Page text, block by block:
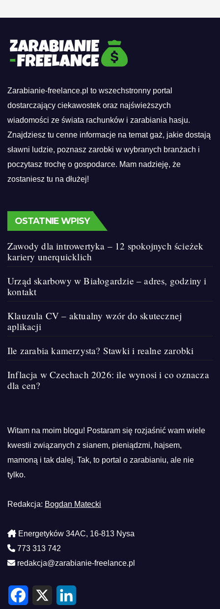
Zarabianie-freelance.pl to wszechstronny portal
dostarczający ciekawostek oraz najświeższych
wiadomości ze świata rachunków i zarabiania hasju.
Znajdziesz tu cenne informacje na temat gaż, jakie dostają
sławni ludzie, poznasz zarobki w wybranych branżach i
poczytasz trochę o gospodarce. Mam nadzieję, że
zostaniesz tu na dłużej!
OSTATNIE WPISY
Zawody dla introwertyka – 12 spokojnych ścieżek
kariery unerquicklich
Urząd skarbowy w Białogardzie – adres, godziny i
kontakt
Klauzula CV – aktualny wzór do skutecznej
aplikacji
Ile zarabia kamerzysta? Stawki i realne zarobki
Inflacja w Czechach 2026: ile wynosi i co oznacza
dla cen?
Witam na moim blogu! Postaram się rozjaśnić wam wiele
kwestii związanych z sianem, pieniądzmi, hajsem,
mamoną i tak dalej. Tak, to portal o zarabianiu, ale nie
tylko.
Redakcja: Bogdan Matecki
Energetyków 34AC, 16-813 Nysa
773 313 742
redakcja@zarabianie-freelance.pl
F
X